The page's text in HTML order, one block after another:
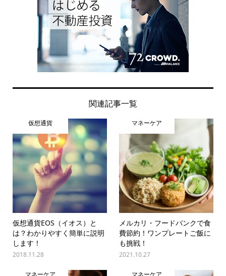
関連記事一覧
仮想通貨
仮想通貨EOS（イオス）と
は？わかりやすく簡単に説明
します！
2018.11.28
マネーケア
メルカリ・フードバンクで食
費節約！ワンプレートご飯に
も挑戦！
2021.10.27
マネーケア マネーケア